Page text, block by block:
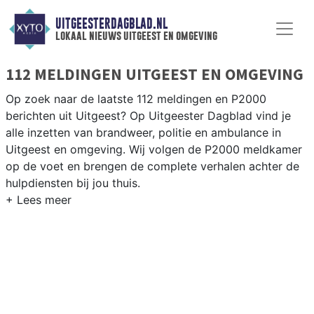
UITGEESTERDAGBLAD.NL
lokaal nieuws uitgeest en omgeving
112 MELDINGEN UITGEEST EN OMGEVING
Op zoek naar de laatste 112 meldingen en P2000
berichten uit Uitgeest? Op Uitgeester Dagblad vind je
alle inzetten van brandweer, politie en ambulance in
Uitgeest en omgeving. Wij volgen de P2000 meldkamer
op de voet en brengen de complete verhalen achter de
hulpdiensten bij jou thuis.